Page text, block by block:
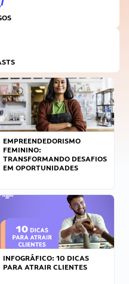
EMPREENDEDORISMO
FEMININO:
TRANSFORMANDO DESAFIOS
EM OPORTUNIDADES
INFOGRÁFICO: 10 DICAS
PARA ATRAIR CLIENTES